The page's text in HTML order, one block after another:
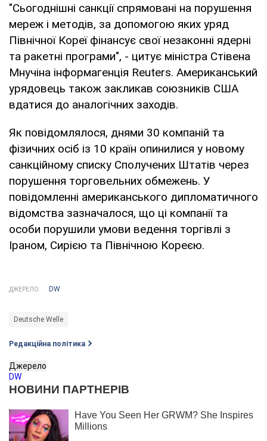
"Сьогоднішні санкції спрямовані на порушення
мереж і методів, за допомогою яких уряд
Північної Кореї фінансує свої незаконні ядерні
та ракетні програми", - цитує міністра Стівена
Мнучіна інформагенція Reuters. Американський
урядовець також закликав союзників США
вдатися до аналогічних заходів.
Як повідомлялося, днями 30 компаній та
фізичних осіб із 10 країн опинилися у новому
санкційному списку Сполучених Штатів через
порушення торговельних обмежень. У
повідомленні американського дипломатичного
відомства зазначалося, що ці компанії та
особи порушили умови ведення торгівлі з
Іраном, Сирією та Північною Кореєю.
ДЖЕРЕЛО: DW
Deutsche Welle
Редакційна політика
Джерело
DW